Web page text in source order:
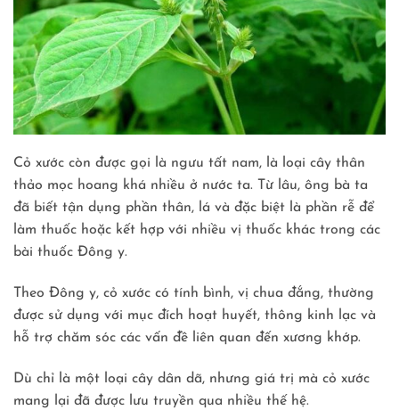
Cỏ xước còn được gọi là ngưu tất nam, là loại cây thân
thảo mọc hoang khá nhiều ở nước ta. Từ lâu, ông bà ta
đã biết tận dụng phần thân, lá và đặc biệt là phần rễ để
làm thuốc hoặc kết hợp với nhiều vị thuốc khác trong các
bài thuốc Đông y.
Theo Đông y, cỏ xước có tính bình, vị chua đắng, thường
được sử dụng với mục đích hoạt huyết, thông kinh lạc và
hỗ trợ chăm sóc các vấn đề liên quan đến xương khớp.
Dù chỉ là một loại cây dân dã, nhưng giá trị mà cỏ xước
mang lại đã được lưu truyền qua nhiều thế hệ.